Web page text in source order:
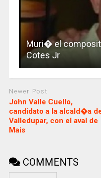
Muri� el
Cotes Jr
Newer Post
John Valle Cuello,
candidato a la alcald�a
Valledupar, con el aval de
Mais
COMMENTS